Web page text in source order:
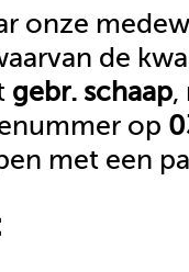
onze
de
gebr. schaap,
op
met een